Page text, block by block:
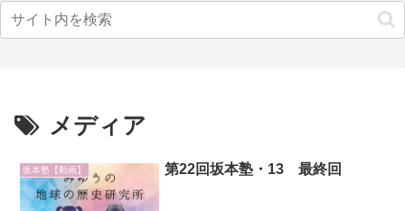
メディア
坂本塾【動画】 第22回坂本塾・13 最終回